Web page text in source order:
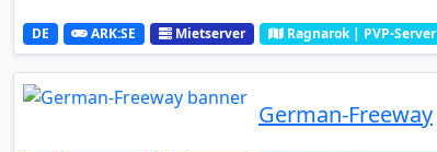
DE ARK:SE Mietserver Ragnarok | PVP-Server
German-Freeway